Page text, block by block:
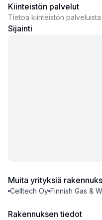
Kiinteistön palvelut
Tietoa kiinteistön palveluista
Sijainti
Muita yrityksiä
Celltech Oy Finnish Gas &
Rakennuksen tiedot